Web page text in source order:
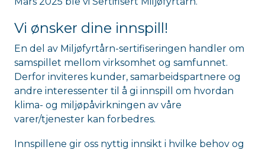
Vi ønsker dine innspill!
En del av Miljøfyrtårn-sertifiseringen handler om
samspillet mellom virksomhet og samfunnet.
Derfor inviteres kunder, samarbeidspartnere og
andre interessenter til å gi innspill om hvordan
klima- og miljøpåvirkningen av våre
varer/tjenester kan forbedres.
Innspillene gir oss nyttig innsikt i hvilke behov og